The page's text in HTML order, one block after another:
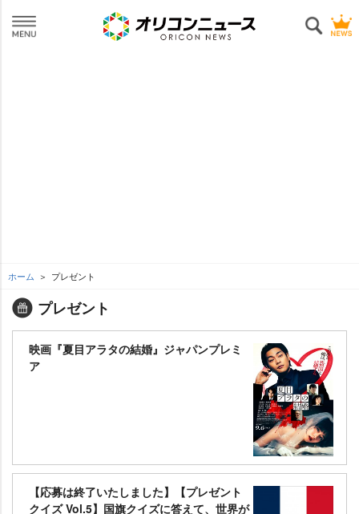
ホーム プレゼント
プレゼント
映画『夏目アラタの結婚』ジャパンプレミ
ア
【応募は終了いたしました】【プレゼント
クイズ Vol.5】国旗クイズに答えて、世界が